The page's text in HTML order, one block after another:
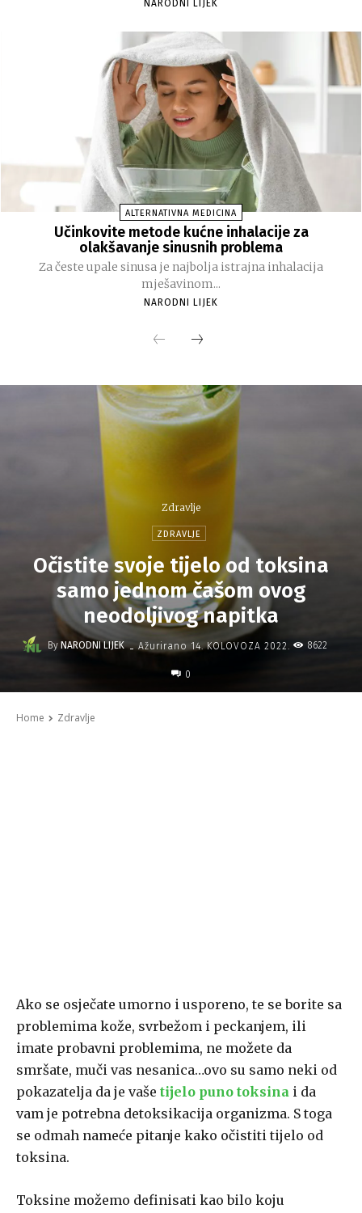
NARODNI LIJEK
ALTERNATIVNA MEDICINA
Učinkovite metode kućne inhalacije za
olakšavanje sinusnih problema
Za česte upale sinusa je najbolja istrajna inhalacija
mješavinom...
NARODNI LIJEK